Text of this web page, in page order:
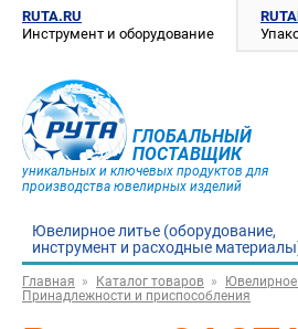
RUTA.RU
Инструмент и оборудование
ГЛОБАЛЬНЫЙ
ПОСТАВЩИК
уникальных и ключевых продуктов для
производства ювелирных изделий
Ювелирное литье (оборудование,
инструмент и расходные
Главная Каталог товаров
Принадлежности и приспособления